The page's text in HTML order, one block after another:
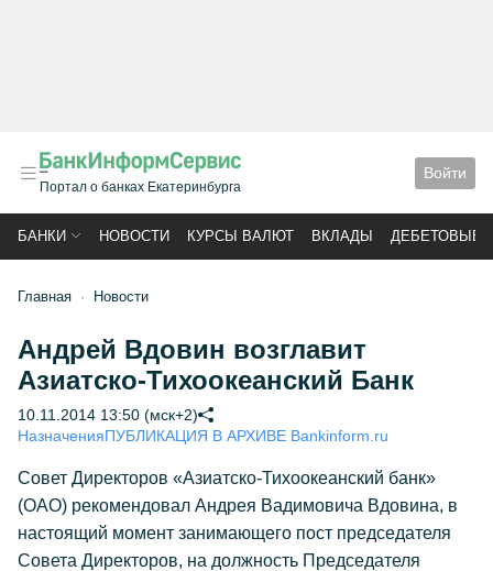
Портал о банках Екатеринбурга
Войти
БАНКИ НОВОСТИ КУРСЫ ВАЛЮТ ВКЛАДЫ ДЕБЕТОВЫЕ
Главная Новости
Андрей Вдовин возглавит
Азиатско-Тихоокеанский Банк
10.11.2014 13:50 (мск+2)
НазначенияПУБЛИКАЦИЯ В АРХИВЕ Bankinform.ru
Совет Директоров «Азиатско-Тихоокеанский банк»
(ОАО) рекомендовал Андрея Вадимовича Вдовина, в
настоящий момент занимающего пост председателя
Совета Директоров, на должность Председателя